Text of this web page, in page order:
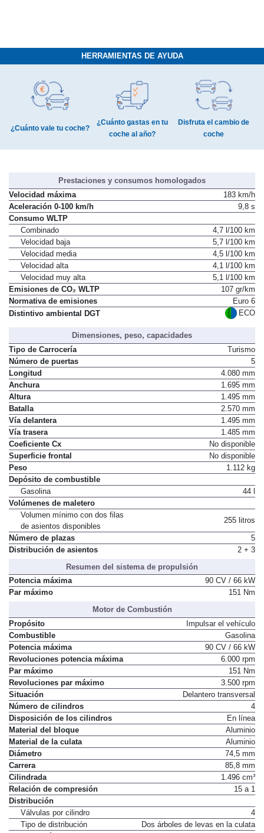
HERRAMIENTAS DE AYUDA
¿Cuánto vale tu coche?
¿Cuánto gastas en tu
coche al año?
Disfruta el cambio de
coche
Prestaciones y consumos homologados
Velocidad máxima
183 km/h
Aceleración 0-100 km/h
9,8 s
Consumo WLTP
Combinado
4,7 l/100 km
Velocidad baja
5,7 l/100 km
Velocidad media
4,5 l/100 km
Velocidad alta
4,1 l/100 km
Velocidad muy alta
5,1 l/100 km
Emisiones de CO₂ WLTP
107 gr/km
Normativa de emisiones
Euro 6
Distintivo ambiental DGT
ECO
Dimensiones, peso, capacidades
Tipo de Carrocería
Turismo
Número de puertas
5
Longitud
4.080 mm
Anchura
1.695 mm
Altura
1.495 mm
Batalla
2.570 mm
Vía delantera
1.495 mm
Vía trasera
1.485 mm
Coeficiente Cx
No disponible
Superficie frontal
No disponible
Peso
1.112 kg
Depósito de combustible
Gasolina
44 l
Volúmenes de maletero
Volumen mínimo con dos filas
de asientos disponibles
255 litros
Número de plazas
5
Distribución de asientos
2 + 3
Resumen del sistema de propulsión
Potencia máxima
90 CV / 66 kW
Par máximo
151 Nm
Motor de Combustión
Propósito
Impulsar el vehículo
Combustible
Gasolina
Potencia máxima
90 CV / 66 kW
Revoluciones potencia máxima
6.000 rpm
Par máximo
151 Nm
Revoluciones par máximo
3.500 rpm
Situación
Delantero transversal
Número de cilindros
4
Disposición de los cilindros
En línea
Material del bloque
Aluminio
Material de la culata
Aluminio
Diámetro
74,5 mm
Carrera
85,8 mm
Cilindrada
1.496 cm³
Relación de compresión
15 a 1
Distribución
Válvulas por cilindro
4
Tipo de distribución
Dos árboles de levas en la culata